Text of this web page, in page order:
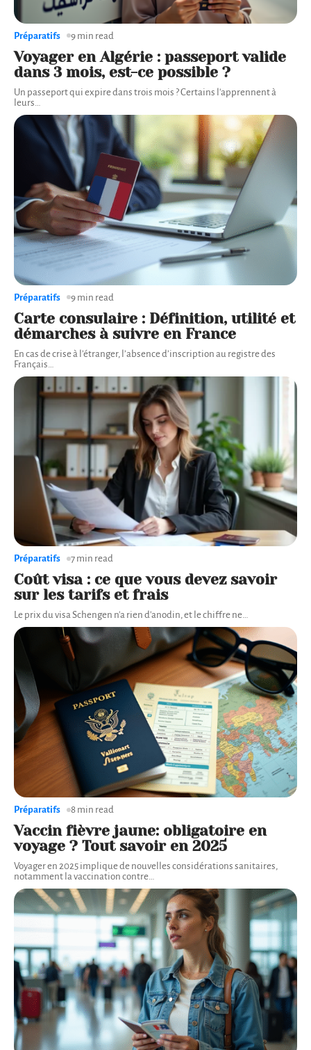
Voyager en Algérie : passeport valide
dans 3 mois, est-ce possible ?
Un passeport qui expire dans trois mois ? Certains l'apprennent à
leurs
Préparatifs 9 min read
Carte consulaire : Définition, utilité et
démarches à suivre en France
En cas de crise à l’étranger, l’absence d’inscription au registre des
Français
Préparatifs 9 min read
Coût visa : ce que vous devez savoir
sur les tarifs et frais
Le prix du visa Schengen n'a rien d'anodin, et le chiffre ne…
Préparatifs 7 min read
Vaccin fièvre jaune: obligatoire en
voyage ? Tout savoir en 2025
Voyager en 2025 implique de nouvelles considérations sanitaires,
notamment la vaccination contre…
Préparatifs 8 min read